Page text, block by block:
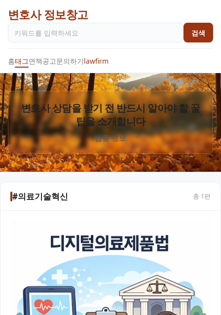
변호사 정보창고
검색
홈태그면책공고문의하기lawfirm
변호사 상담을 받기 전 반드시 알아야 할 꿀
팁을 소개합니다
법률 정보
#의료기술혁신 총 1편